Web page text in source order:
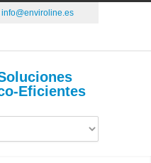
info@enviroline.es